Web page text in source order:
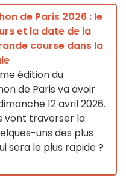
de Paris 2026 : le
et la date de la
course dans la
édition du
de Paris va avoir
12 avril 2026.
vont traverser la
uns des plus
sera le plus rapide ?